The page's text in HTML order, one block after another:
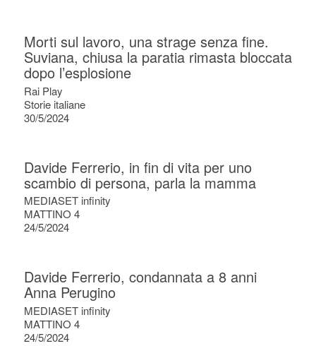
Morti sul lavoro, una strage senza fine.
Suviana, chiusa la paratia rimasta bloccata
dopo l’esplosione
Rai Play
Storie italiane
30/5/2024
Davide Ferrerio, in fin di vita per uno
scambio di persona, parla la mamma
MEDIASET infinity
MATTINO 4
24/5/2024
Davide Ferrerio, condannata a 8 anni
Anna Perugino
MEDIASET infinity
MATTINO 4
24/5/2024